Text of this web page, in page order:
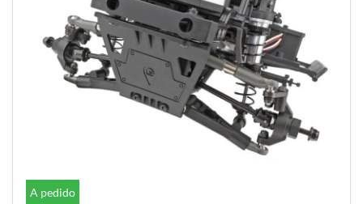
A pedido